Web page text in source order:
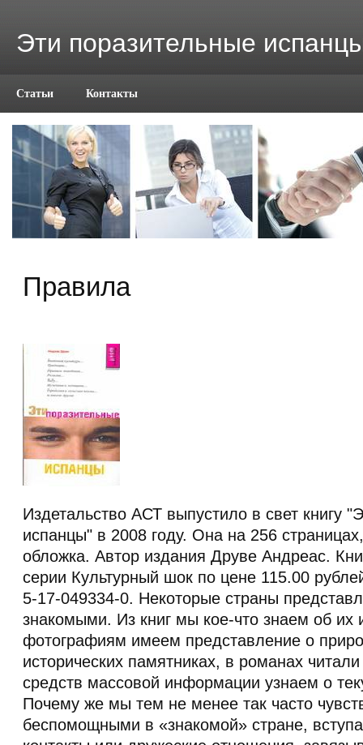
Эти поразительные
Статьи Контакты
Правила
Издетальство АСТ выпустило в свет книгу
испанцы" в 2008 году. Она на 256
обложка. Автор издания Друве Андреас.
серии Культурный шок по цене 115.00
5-17-049334-0. Некоторые страны
знакомыми. Из книг мы кое-что знаем об их
фотографиям имеем представление о
исторических памятниках, в романах
средств массовой информации узнаем о
Почему же мы тем не менее так часто
беспомощными в «знакомой» стране,